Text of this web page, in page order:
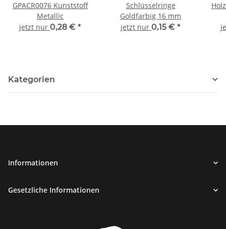
GPACR0076 Kunststoff
Metallic
jetzt nur 0,28 € *
Schlüsselringe
Goldfarbig 16 mm
jetzt nur 0,15 € *
Kategorien
Informationen
Gesetzliche Informationen